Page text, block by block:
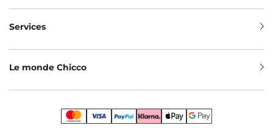
Services
Le monde Chicco